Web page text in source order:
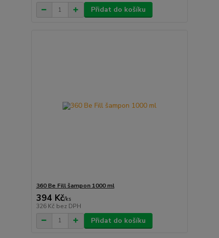
Přidat do košíku
360 Be Fill šampon 1000 ml
394 Kč/ks
326 Kč bez DPH
Přidat do košíku